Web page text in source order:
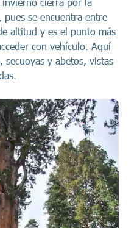
pues se encuentra entre
altitud y es el punto más
con vehículo. Aquí
secuoyas y abetos, vistas